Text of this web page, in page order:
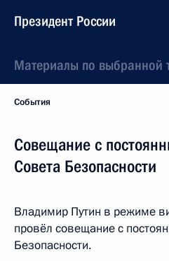
Президент России
Материалы по выбранной
События
Совещание с
Совета Безопасности
Владимир Путин в режиме
провёл совещание с
Безопасности.